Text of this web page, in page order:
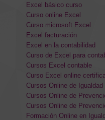
Excel básico curso
Curso online Excel
Curso microsoft Excel
Excel facturación
Excel en la contabilidad
Curso de Excel para
Cursos Excel contable
Curso Excel online
Cursos Online de Igualdad
Cursos Online de
Cursos Online de
Formación Online en